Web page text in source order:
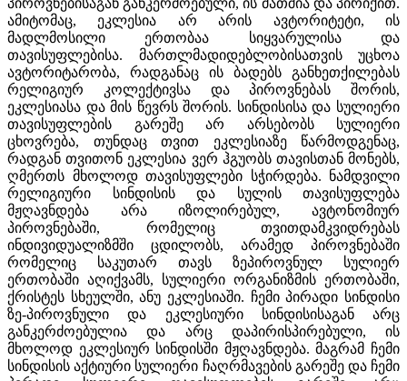
ამიტომაც, ეკლესია არ არის ავტორიტეტი, ის
მადლმოსილი ერთობაა სიყვარულისა და
თავისუფლებისა. მართლმადიდებლობისათვის უცხოა
ავტორიტარობა, რადგანაც ის ბადებს განხეთქილებას
რელიგიურ კოლექტივსა და პიროვნებას შორის,
ეკლესიასა და მის წევრს შორის. სინდისისა და სულიერი
თავისუფლების გარეშე არ არსებობს სულიერი
ცხოვრება, თუნდაც თვით ეკლესიაზე წარმოდგენაც,
რადგან თვითონ ეკლესია ვერ ჰგუობს თავისთან მონებს,
ღმერთს მხოლოდ თავისუფლები სჭირდება. ნამდვილი
რელიგიური სინდისის და სულის თავისუფლება
მჟღავნდება არა იზოლირებულ, ავტონომიურ
პიროვნებაში, რომელიც თვითდამკვიდრებას
ინდივიდუალიზმში ცდილობს, არამედ პიროვნებაში
რომელიც საკუთარ თავს ზეპიროვნულ სულიერ
ერთობაში აღიქვამს, სულიერი ორგანიზმის ერთობაში,
ქრისტეს სხეულში, ანუ ეკლესიაში. ჩემი პირადი სინდისი
ზე-პიროვნული და ეკლესიური სინდისისაგან არც
განკერძოებულია და არც დაპირისპირებული, ის
მხოლოდ ეკლესიურ სინდისში მჟღავნდება. მაგრამ ჩემი
სინდისის აქტიური სულიერი ჩაღრმავების გარეშე და ჩემი